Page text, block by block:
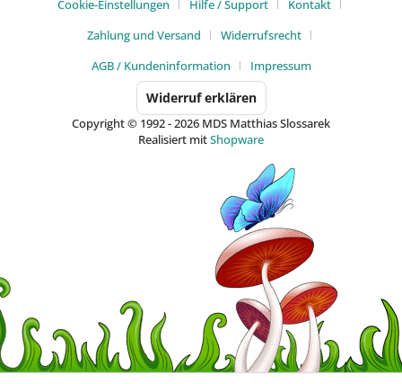
Cookie-Einstellungen Hilfe / Support
Kontakt
Zahlung und Versand
Widerrufsrecht
AGB / Kundeninformation
Impressum
Widerruf erklären
Copyright © 1992 - 2026 MDS Matthias Slossarek
Realisiert mitShopware